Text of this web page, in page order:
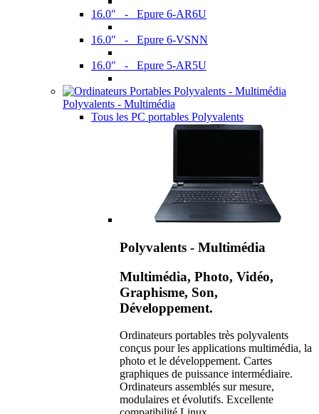
16.0" - Epure 6-AR6U
16.0" - Epure 6-VSNN
16.0" - Epure 5-AR5U
Polyvalents - Multimédia
Tous les PC portables Polyvalents
Polyvalents - Multimédia
Multimédia, Photo, Vidéo,
Graphisme, Son,
Développement.
Ordinateurs portables très polyvalents
conçus pour les applications multimédia, la
photo et le développement. Cartes
graphiques de puissance intermédiaire.
Ordinateurs assemblés sur mesure,
modulaires et évolutifs. Excellente